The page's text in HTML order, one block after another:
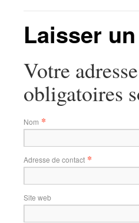
Laisser
Votre
obligatoires
Nom *
Adresse de contact *
Site web